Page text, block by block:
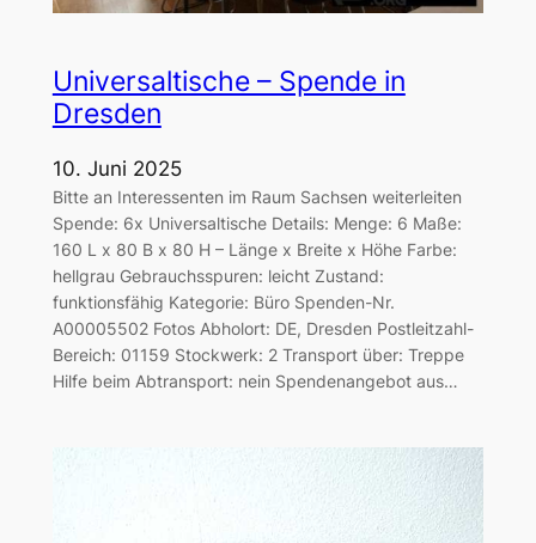
Universaltische – Spende in
Dresden
10. Juni 2025
Bitte an Interessenten im Raum Sachsen weiterleiten
Spende: 6x Universaltische Details: Menge: 6 Maße:
160 L x 80 B x 80 H – Länge x Breite x Höhe Farbe:
hellgrau Gebrauchsspuren: leicht Zustand:
funktionsfähig Kategorie: Büro Spenden-Nr.
A00005502 Fotos Abholort: DE, Dresden Postleitzahl-
Bereich: 01159 Stockwerk: 2 Transport über: Treppe
Hilfe beim Abtransport: nein Spendenangebot aus…